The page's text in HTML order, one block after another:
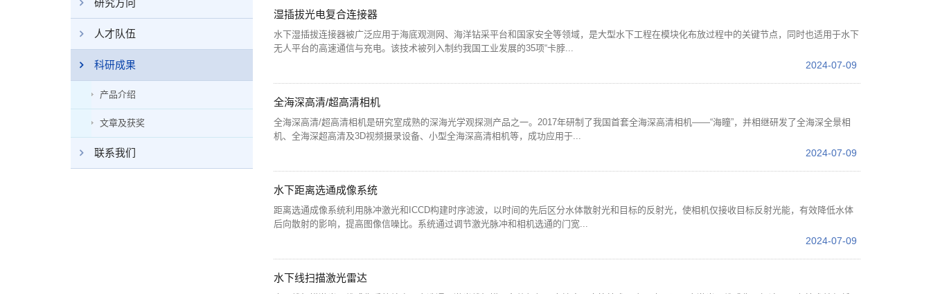
研究方向
人才队伍
科研成果
产品介绍
文章及获奖
联系我们
湿插拔光电复合连接器
水下湿插拔连接器被广泛应用于海底观测网、海洋钻采平台和国家安全等领域，是大型水下工程在模块化布放过程中的关键节点，同时也适用于水下
无人平台的高速通信与充电。该技术被列入制约我国工业发展的35项“卡脖...
2024-07-09
全海深高清/超高清相机
全海深高清/超高清相机是研究室成熟的深海光学观探测产品之一。2017年研制了我国首套全海深高清相机——“海瞳”，并相继研发了全海深全景相
机、全海深超高清及3D视频摄录设备、小型全海深高清相机等，成功应用于...
2024-07-09
水下距离选通成像系统
距离选通成像系统利用脉冲激光和ICCD构建时序滤波，以时间的先后区分水体散射光和目标的反射光，使相机仅接收目标反射光能，有效降低水体
后向散射的影响，提高图像信噪比。系统通过调节激光脉冲和相机选通的门宽...
2024-07-09
水下线扫描激光雷达